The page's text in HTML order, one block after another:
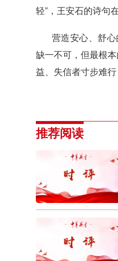
轻”，王安石的诗句
营造安心、舒
缺一不可，但最根
益、失信者寸步难
推荐阅读